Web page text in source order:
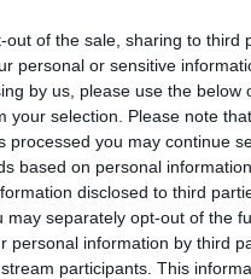
out of the sale, sharing to third
personal or sensitive
by us, please use the below
your selection. Please note
processed you may continue
based on personal
disclosed to third
may separately opt-out of the
personal information by third
participants. This
Υποβολή σχολίου